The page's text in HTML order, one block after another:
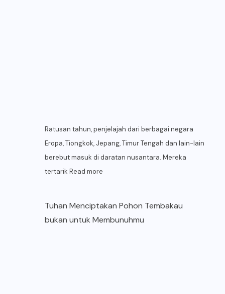
Ratusan tahun, penjelajah dari berbagai negara
Eropa, Tiongkok, Jepang, Timur Tengah dan lain-lain
berebut masuk di daratan nusantara. Mereka
tertarik Read more
Tuhan Menciptakan Pohon Tembakau
bukan untuk Membunuhmu